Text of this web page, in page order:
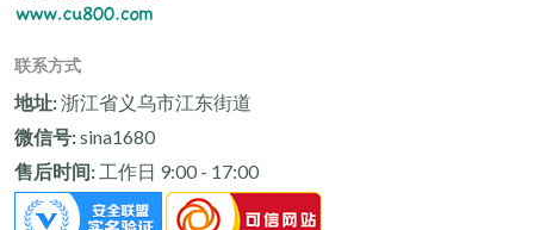
联系方式
地址:浙江省义乌市江东街道
微信号:sina1680
售后时间: 工作日 9:00 - 17:00